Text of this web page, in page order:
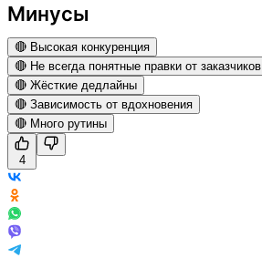
Минусы
🔴 Высокая конкуренция
🔴 Не всегда понятные правки от заказчиков
🔴 Жёсткие дедлайны
🔴 Зависимость от вдохновения
🔴 Много рутины
4